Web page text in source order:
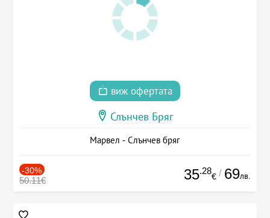
виж офертата
Слънчев Бряг
Марвел - Слънчев бряг
-30%
50.11€ 35.28
€ / 69лв.